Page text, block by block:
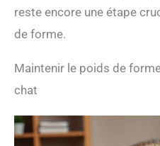
reste encore une étape
de forme.
Maintenir le poids de
chat